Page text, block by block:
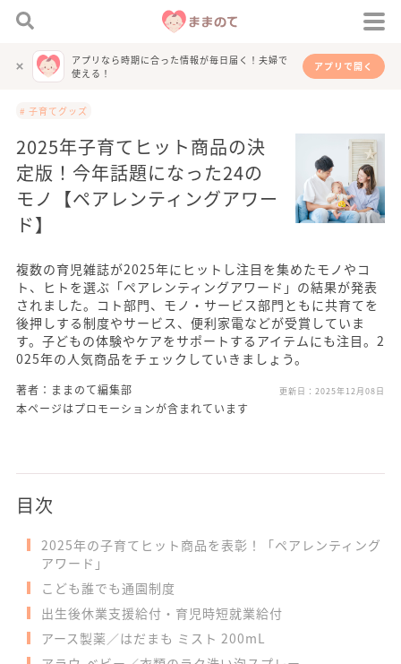
アプリなら時期に合った情報が毎日届く！夫婦で
使える！
アプリで開く
# 子育てグッズ
2025年子育てヒット商品の決
定版！今年話題になった24の
モノ【ペアレンティングアワー
ド】
複数の育児雑誌が2025年にヒットし注目を集めたモノやコ
ト、ヒトを選ぶ「ペアレンティングアワード」の結果が発表
されました。コト部門、モノ・サービス部門ともに共育てを
後押しする制度やサービス、便利家電などが受賞していま
す。子どもの体験やケアをサポートするアイテムにも注目。2
025年の人気商品をチェックしていきましょう。
著者：ままのて編集部 更新日： 2025年12月08日
本ページはプロモーションが含まれています
目次
2025年の子育てヒット商品を表彰！「ペアレンティング
アワード」
こども誰でも通園制度
出生後休業支援給付・育児時短就業給付
アース製薬／はだまも ミスト 200mL